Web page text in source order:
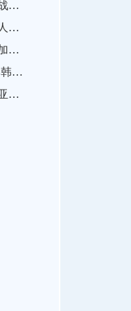
30天决战：世预赛出线后的体能极限冲刺
大都会人寿球场地暖系统的逆季节应用解析
2026美加墨世界杯：场馆启幕倒计时
南非VS韩国直播南非VS韩国在线直播
哥伦比亚VS刚果哥伦比亚VS刚果直播